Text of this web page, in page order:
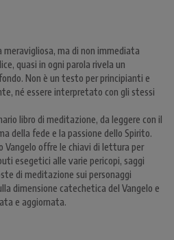
meravigliosa, ma di non immediata
quasi in ogni parola rivela un
Non è un testo per principianti e
né essere interpretato con gli stessi
libro di meditazione, da leggere con il
della fede e la passione dello Spirito.
Vangelo offre le chiavi di lettura per
esegetici alle varie pericopi, saggi
di meditazione sui personaggi
dimensione catechetica del Vangelo e
e aggiornata.